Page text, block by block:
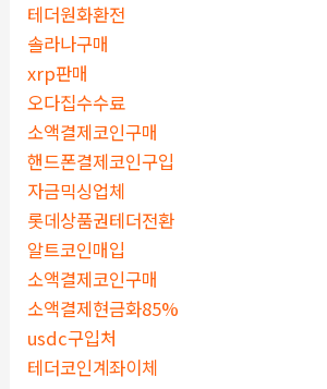
테더원화환전
솔라나구매
xrp판매
오다집수수료
소액결제코인구매
핸드폰결제코인구입
자금믹싱업체
롯데상품권테더전환
알트코인매입
소액결제코인구매
소액결제현금화85%
usdc구입처
테더코인계좌이체